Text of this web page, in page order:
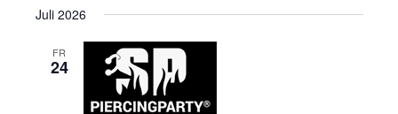
wählen.
Juli 2026
FR
24